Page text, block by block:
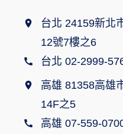
台北 24159新北
12號7樓之6
台北 02-2999-
高雄 81358高雄
14F之5
高雄 07-559-